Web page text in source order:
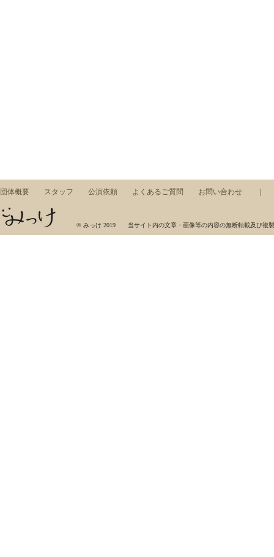
団体概要 スタッフ 公演依頼 よくあるご質問 お問い合わせ
みっけ，ワークショップ，東京藝術大学，芸術集団，展示，コンサート，アート，音楽，美術
© みっけ 2019 当サイト内の文章・画像等の内容の無断転載及び複